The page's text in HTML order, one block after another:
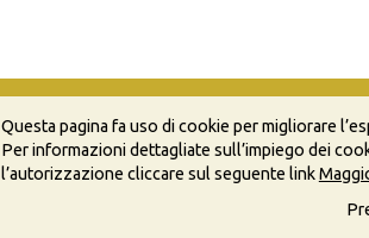
Questa pagina fa uso di cookie per migliorare
Per informazioni dettagliate sull’impiego dei
l’autorizzazione cliccare sul seguente link